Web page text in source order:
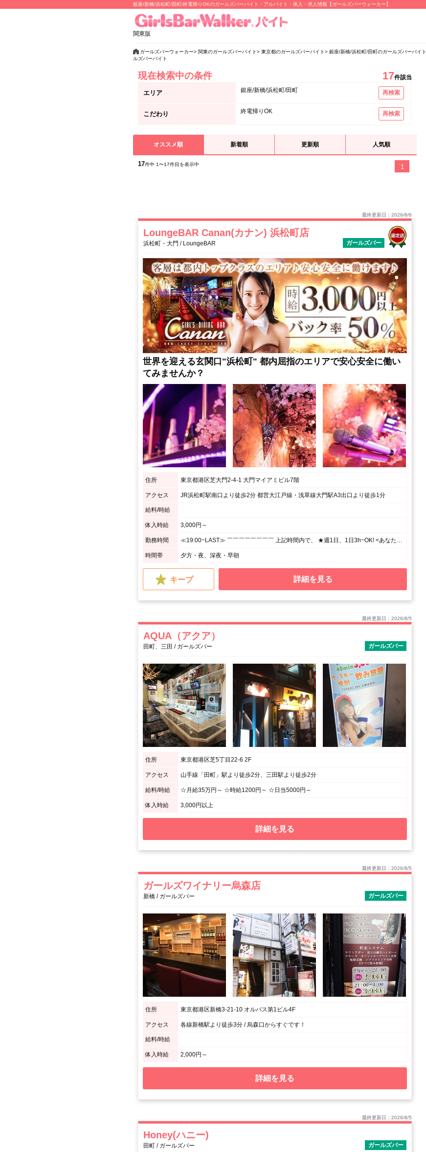
銀座/新橋/浜松町/田町/終電帰りOKのガールズバーバイト・アルバイト・体入・求人情報【ガールズバーウォーカー】
関東版
ガールズバーウォーカー 関東のガールズバーバイト 東京都のガールズバーバイト 銀座/新橋/浜松町/田町のガールズバーバイト
ルズバーバイト
現在検索中の条件 17件該当
エリア 銀座/新橋/浜松町/田町 再検索
こだわり 終電帰りOK 再検索
オススメ順 新着順 更新順 人気順
17件中 1〜17件目を表示中 1
最終更新日：2026/8/6
LoungeBAR Canan(カナン) 浜松町店
浜松町・大門 / LoungeBAR ガールズバー
世界を迎える玄関口"浜松町" 都内屈指のエリアで安心安全に働い
てみませんか？
住所 東京都港区芝大門2-4-1 大門マイアミビル7階
アクセス JR浜松町駅南口より徒歩2分 都営大江戸線・浅草線大門駅A3出口より徒歩1分
給料/時給
体入時給 3,000円～
勤務時間 ≪19:00~LAST≫ ￣￣￣￣￣￣￣￣ 上記時間内で、 ★週1日、1日3h~OK! <あなたのペースで勤務OK♪> ⌒⌒⌒⌒⌒⌒⌒⌒⌒⌒⌒⌒⌒⌒⌒⌒⌒⌒⌒ 月1回の出勤でもシフト調整OK! シフトの融通がきくので、 プライベート優先で無理せずに働けます☆
時間帯 夕方・夜、深夜・早朝
キープ 詳細を見る
最終更新日：2026/8/5
AQUA（アクア）
田町、三田 / ガールズバー ガールズバー
住所 東京都港区芝5丁目22-6 2F
アクセス 山手線「田町」駅より徒歩2分、三田駅より徒歩2分
給料/時給 ☆月給35万円～ ☆時給1200円～ ☆日当5000円～
体入時給 3,000円以上
詳細を見る
最終更新日：2026/8/5
ガールズワイナリー烏森店
新橋 / ガールズバー ガールズバー
住所 東京都港区新橋3-21-10 オルバス第1ビル4F
アクセス 各線新橋駅より徒歩3分 / 烏森口からすぐです！
給料/時給
体入時給 2,000円～
詳細を見る
最終更新日：2026/8/5
Honey(ハニー)
田町 / ガールズバー ガールズバー